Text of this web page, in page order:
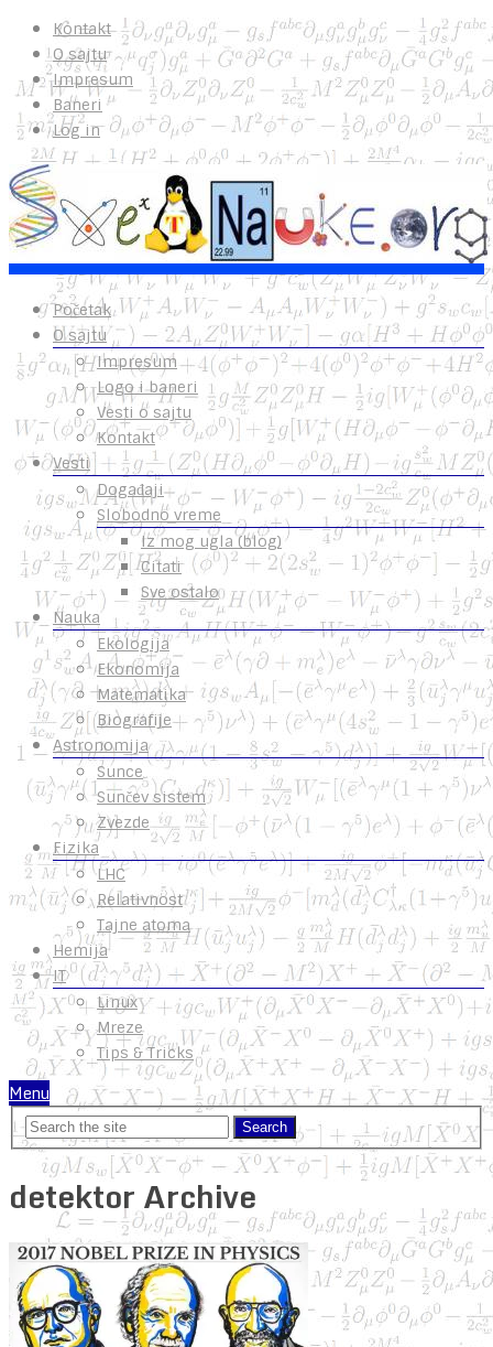
Kontakt
O sajtu
Impresum
Baneri
Log in
Početak
O sajtu
Impresum
Logo i baneri
Vesti o sajtu
Kontakt
Vesti
Događaji
Slobodno vreme
Iz mog ugla (blog)
Citati
Sve ostalo
Nauka
Ekologija
Ekonomija
Matematika
Biografije
Astronomija
Sunce
Sunčev sistem
Zvezde
Fizika
LHC
Relativnost
Tajne atoma
Hemija
IT
Linux
Mreze
Tips & Tricks
Menu
detektor Archive